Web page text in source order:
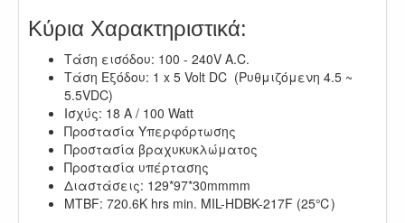
Κύρια Χαρακτηριστικά:
Τάση εισόδου: 100 - 240V A.C.
Τάση Εξόδου: 1 x 5 Volt DC (Ρυθμιζόμενη 4.5 ~
5.5VDC)
Ισχύς: 18 Α / 100 Watt
Προστασία Υπερφόρτωσης
Προστασία βραχυκυκλώματος
Προστασία υπέρτασης
Διαστάσεις: 129*97*30mmmm
MTBF: 720.6K hrs min. MIL-HDBK-217F (25℃)